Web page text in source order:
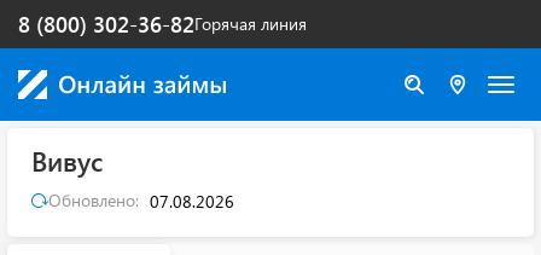
Горячая линия
8 (800) 302-36-82
Вивус
Обновлено: 07.08.2026